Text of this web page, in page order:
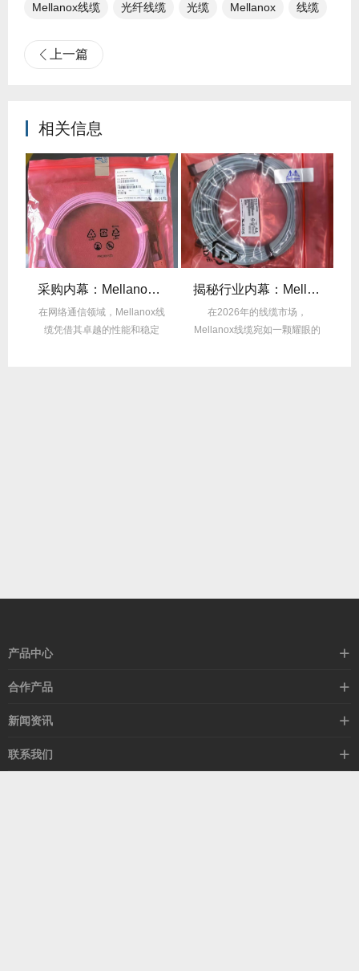
Mellanox线缆 光纤线缆​ 光缆 Mellanox 线缆
上一篇
相关信息
采购内幕：Mellanox线缆验真3步走，假货休想蒙混过关！
在网络通信领域，Mellanox线
缆凭借其卓越的性能和稳定
揭秘行业内幕：Mellanox线缆为何比同类产品耐用3倍？
在2026年的线缆市场，
Mellanox线缆宛如一颗耀眼的
产品中心
高速线缆
以太网交换机
合作产品
希捷硬盘
新闻资讯
行业动态
技术视角
联系我们